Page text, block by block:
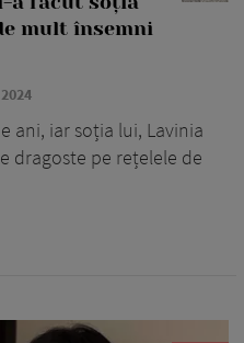
mult însemni
ani, iar soția lui, Lavinia
dragoste pe rețelele de